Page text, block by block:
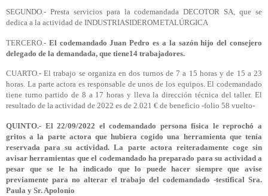
SEGUNDO.- Presta servicios para la codemandada DECOTOR SA, que se
dedica a la actividad de INDUSTRIASIDEROMETALÚRGICA
TERCERO.- El codemandado Juan Pedro es a la sazón hijo del consejero
delegado de la demandada, que tiene14 trabajadores.
CUARTO.- El trabajo se organiza en dos turnos de 7 a 15 horas y de 15 a 23
horas. La parte actora es responsable de unos de los equipos. El codemandado
tiene turno partido de 8 a 17 horas y lleva la dirección técnica del taller. El
resultado de la actividad de 2022 es de 2.021 € de beneficio -folio 58 vuelto-
QUINTO.- El 22/09/2022 el codemandado persona física le reprochó a
gritos a la parte actora que hubiera cogido una herramienta que tenía
reservada para su actividad. La parte actora reiteradamente coge sin
avisar herramientas que el codemandado ha preparado para su actividad a
pesar que se le ha indicado que lo puede hacer siempre que avise
previamente para no alterar el trabajo del codemandado -testifical Sra.
Paula y Sr. Apolonio